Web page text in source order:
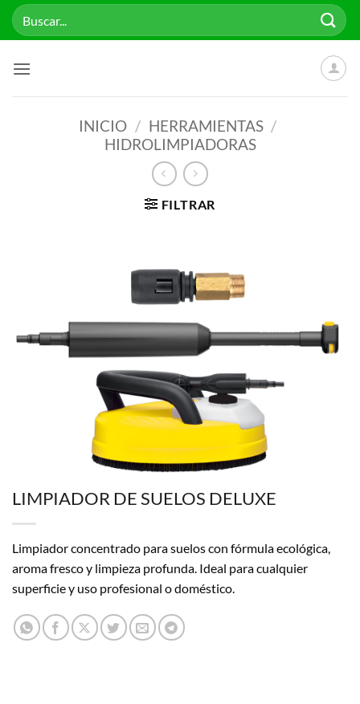
Saltar
Buscar
por:
INICIO / HERRAMIENTAS /
HIDROLIMPIADORAS
FILTRAR
LIMPIADOR DE SUELOS DELUXE
Limpiador concentrado para suelos con fórmula ecológica,
aroma fresco y limpieza profunda. Ideal para cualquier
superficie y uso profesional o doméstico.